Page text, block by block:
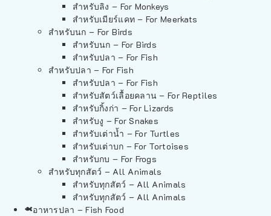
สำหรับลิง – For Monkeys
สำหรับเมียร์แคท – For Meerkats
สำหรับนก – For Birds
สำหรับนก – For Birds
สำหรับปลา – For Fish
สำหรับปลา – For Fish
สำหรับปลา – For Fish
สำหรับสัตว์เลื้อยคลาน – For Reptiles
สำหรับกิ้งก่า – For Lizards
สำหรับงู – For Snakes
สำหรับเต่าน้ำ – For Turtles
สำหรับเต่าบก – For Tortoises
สำหรับกบ – For Frogs
สำหรับทุกสัตว์ – All Animals
สำหรับทุกสัตว์ – All Animals
สำหรับทุกสัตว์ – All Animals
อาหารปลา – Fish Food